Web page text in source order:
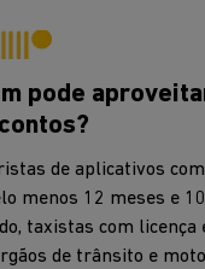
pode
de aplicativos
menos 12 meses e
taxistas com licença
de trânsito e